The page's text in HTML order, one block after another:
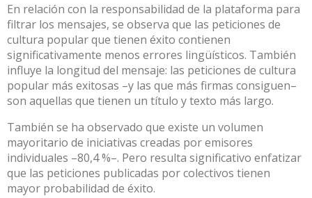
En relación con la responsabilidad de la plataforma para
filtrar los mensajes, se observa que las peticiones de
cultura popular que tienen éxito contienen
significativamente menos errores lingüísticos. También
influye la longitud del mensaje: las peticiones de cultura
popular más exitosas –y las que más firmas consiguen–
son aquellas que tienen un título y texto más largo.
También se ha observado que existe un volumen
mayoritario de iniciativas creadas por emisores
individuales –80,4 %–. Pero resulta significativo enfatizar
que las peticiones publicadas por colectivos tienen
mayor probabilidad de éxito.